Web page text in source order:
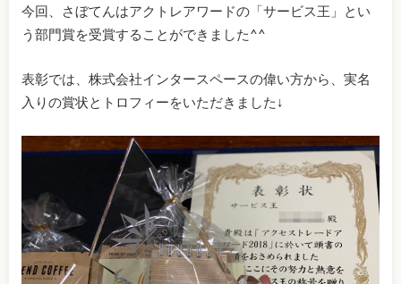
今回、さぼてんはアクトレアワードの「サービス王」とい
う部門賞を受賞することができました^^
表彰では、株式会社インタースペースの偉い方から、実名
入りの賞状とトロフィーをいただきました↓